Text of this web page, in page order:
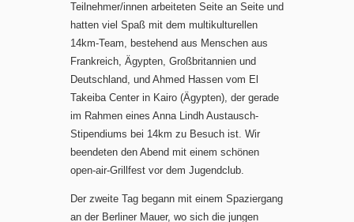
Teilnehmer/innen arbeiteten Seite an Seite und
hatten viel Spaß mit dem multikulturellen
14km-Team, bestehend aus Menschen aus
Frankreich, Ägypten, Großbritannien und
Deutschland, und Ahmed Hassen vom El
Takeiba Center in Kairo (Ägypten), der gerade
im Rahmen eines Anna Lindh Austausch-
Stipendiums bei 14km zu Besuch ist. Wir
beendeten den Abend mit einem schönen
open-air-Grillfest vor dem Jugendclub.
Der zweite Tag begann mit einem Spaziergang
an der Berliner Mauer, wo sich die jungen